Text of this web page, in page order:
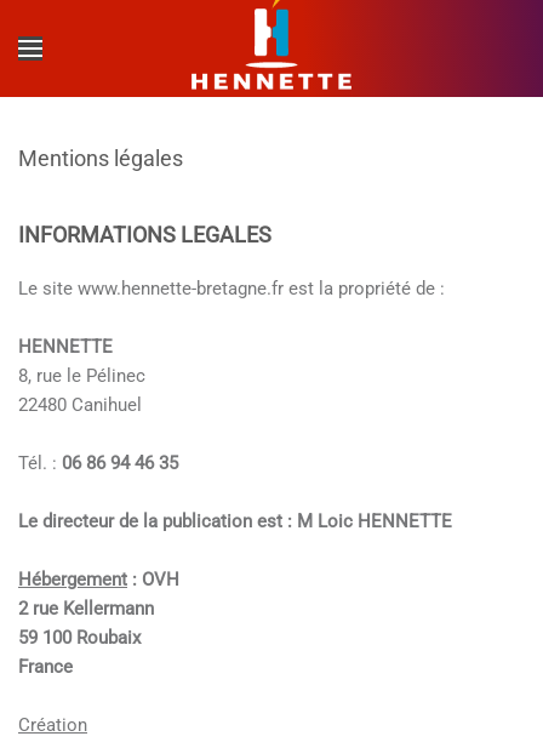
Accéder au contenu principal
Mentions légales
INFORMATIONS LEGALES
Le site www.hennette-bretagne.fr est la propriété de :
HENNETTE
8, rue le Pélinec
22480 Canihuel
Tél. : 06 86 94 46 35
Le directeur de la publication est : M Loic HENNETTE
Hébergement : OVH
2 rue Kellermann
59 100 Roubaix
France
Création